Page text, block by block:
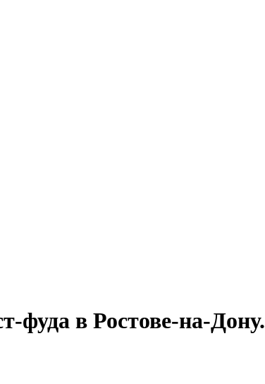
фуда в Ростове-на-Дону.